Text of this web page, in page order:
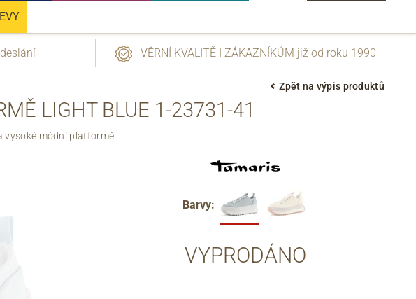
VĚRNÍ KVALITĚ I ZÁKAZNÍKŮM již od roku 1990
Zpět na výpis produktů
LIGHT BLUE 1-23731-41
vysoké módní platformě.
Barvy:
VYPRODÁNO